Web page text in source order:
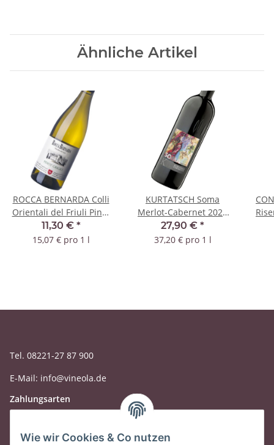
Ähnliche Artikel
ROCCA BERNARDA Colli
Orientali del Friuli Pinot
Grigio 2023 DOC
11,30 € *
15,07 € pro 1 l
KURTATSCH Soma
Merlot-Cabernet 2022
DOC
27,90 € *
37,20 € pro 1 l
Tel. 08221-27 87 900
E-Mail: info@vineola.de
Zahlungsarten
Wie wir Cookies & Co nutzen